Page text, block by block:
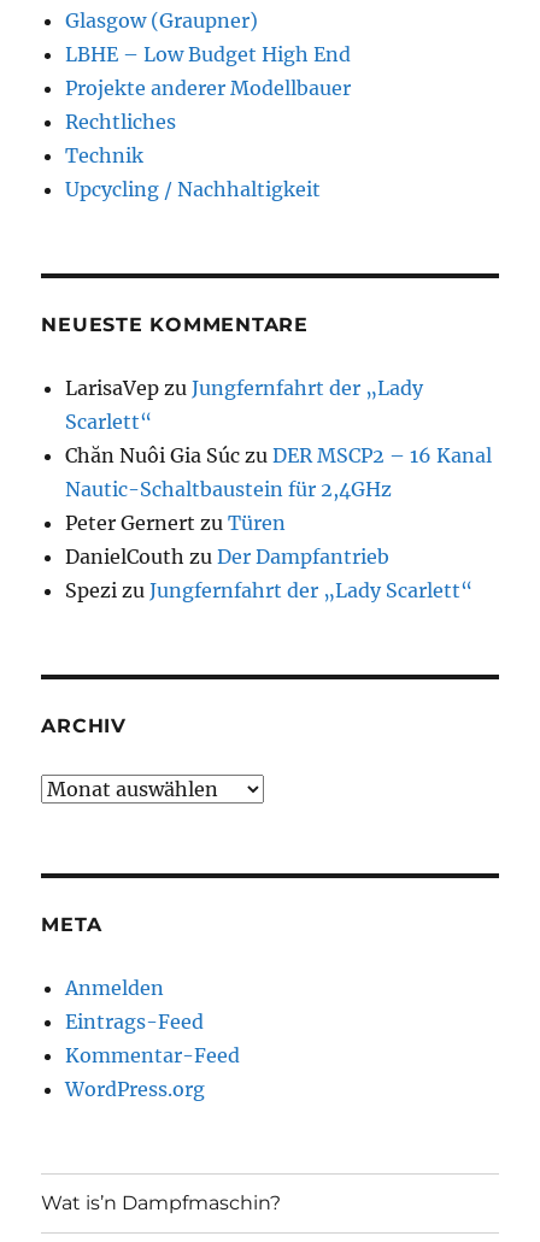
Glasgow (Graupner)
LBHE – Low Budget High End
Projekte anderer Modellbauer
Rechtliches
Technik
Upcycling / Nachhaltigkeit
NEUESTE KOMMENTARE
LarisaVep zuJungfernfahrt der „Lady
Scarlett“
Chăn Nuôi Gia Súc zuDER MSCP2 – 16 Kanal
Nautic-Schaltbaustein für 2,4GHz
Peter Gernert zuTüren
DanielCouth zuDer Dampfantrieb
Spezi zuJungfernfahrt der „Lady Scarlett“
ARCHIV
Archiv
META
Anmelden
Eintrags-Feed
Kommentar-Feed
WordPress.org
Wat is’n Dampfmaschin?